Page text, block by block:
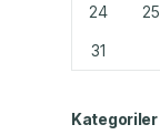
24 25
31
Kategoriler